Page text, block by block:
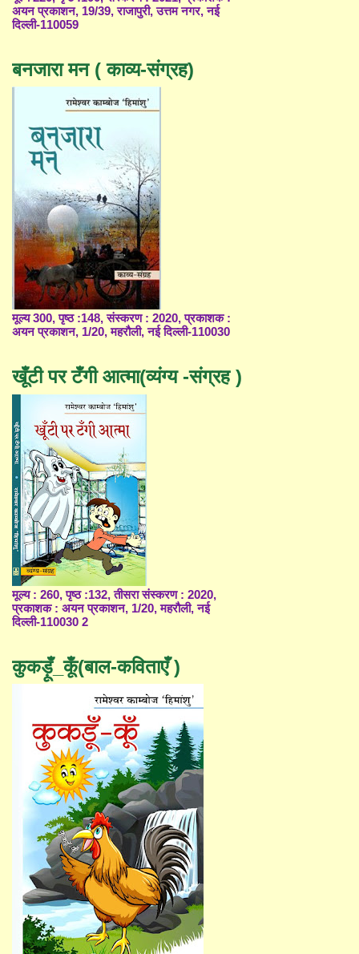
अयन प्रकाशन, 19/39, राजापुरी, उत्तम नगर, नई
दिल्ली-110059
बनजारा मन ( काव्य-संग्रह)
मूल्य 300, पृष्ठ :148, संस्करण : 2020, प्रकाशक :
अयन प्रकाशन, 1/20, महरौली, नई दिल्ली-110030
खूँटी पर टँगी आत्मा(व्यंग्य -संग्रह )
मूल्य : 260, पृष्ठ :132, तीसरा संस्करण : 2020,
प्रकाशक : अयन प्रकाशन, 1/20, महरौली, नई
दिल्ली-110030 2
कुकड़ूँ_कूँ(बाल-कविताएँ )